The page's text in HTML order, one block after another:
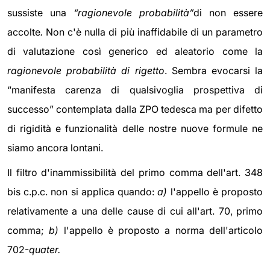
sussiste una “ragionevole probabilità”di non essere
accolte. Non c'è nulla di più inaffidabile di un parametro
di valutazione così generico ed aleatorio come la
ragionevole probabilità di rigetto. Sembra evocarsi la
“manifesta carenza di qualsivoglia prospettiva di
successo” contemplata dalla ZPO tedesca ma per difetto
di rigidità e funzionalità delle nostre nuove formule ne
siamo ancora lontani.
Il filtro d'inammissibilità del primo comma dell'art. 348
bis c.p.c. non si applica quando:a) l'appello è proposto
relativamente a una delle cause di cui all'art. 70, primo
comma;b) l'appello è proposto a norma dell'articolo
702-quater.